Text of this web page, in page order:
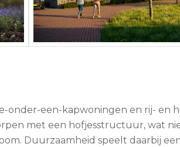
onder-een-kapwoningen en rij- en
met een hofjesstructuur, wat
Duurzaamheid speelt daarbij